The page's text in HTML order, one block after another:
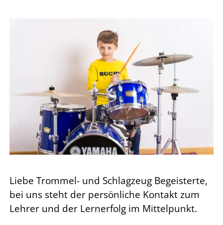
Liebe Trommel- und Schlagzeug Begeisterte,
bei uns steht der persönliche Kontakt zum
Lehrer und der Lernerfolg im Mittelpunkt.